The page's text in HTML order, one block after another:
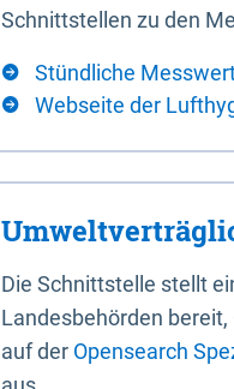
Schnittstellen zu den
Stündliche
Webseite der
Die Schnittstelle stellt
Landesbehörden
auf der Opensearch